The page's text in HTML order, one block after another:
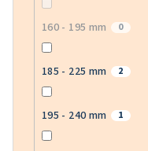
160 - 195 mm 0
185 - 225 mm 2
195 - 240 mm 1